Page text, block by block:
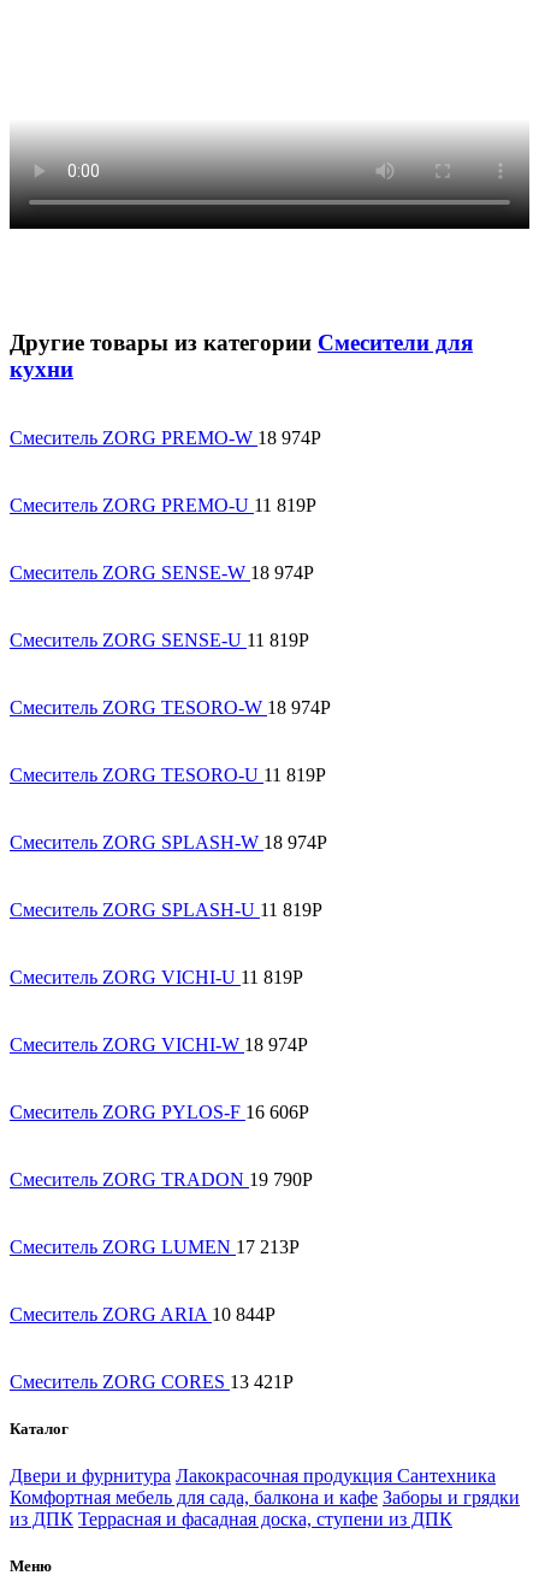
Другие товары из категории Смесители для
кухни
Смеситель ZORG PREMO-W 18 974Р
Смеситель ZORG PREMO-U 11 819Р
Смеситель ZORG SENSE-W 18 974Р
Смеситель ZORG SENSE-U 11 819Р
Смеситель ZORG TESORO-W 18 974Р
Смеситель ZORG TESORO-U 11 819Р
Смеситель ZORG SPLASH-W 18 974Р
Смеситель ZORG SPLASH-U 11 819Р
Смеситель ZORG VICHI-U 11 819Р
Смеситель ZORG VICHI-W 18 974Р
Смеситель ZORG PYLOS-F 16 606Р
Смеситель ZORG TRADON 19 790Р
Смеситель ZORG LUMEN 17 213Р
Смеситель ZORG ARIA 10 844Р
Смеситель ZORG CORES 13 421Р
Каталог
Двери и фурнитура Лакокрасочная продукция Сантехника
Комфортная мебель для сада, балкона и кафе Заборы и грядки
из ДПК Террасная и фасадная доска, ступени из ДПК
Меню